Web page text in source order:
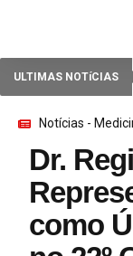
ULTIMAS NOTíCIAS
Notícias -
Dr.
como